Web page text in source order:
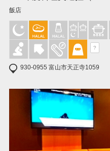
飯店
?
930-0955 富山市天正寺1059